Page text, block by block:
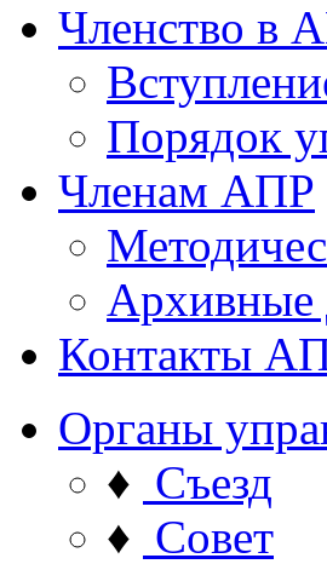
Членство в
Порядок
Членам АПР
Архивные
Контакты
Органы
♦ Съезд
♦ Совет